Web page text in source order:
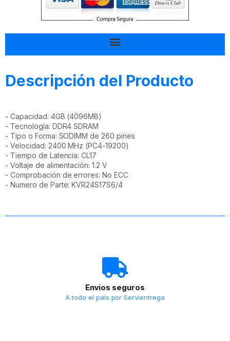
Descripción del Producto
- Capacidad: 4GB (4096MB)
- Tecnología: DDR4 SDRAM
- Tipo o Forma: SODIMM de 260 pines
- Velocidad: 2400 MHz (PC4-19200)
- Tiempo de Latencia: CL17
- Voltaje de alimentación: 1.2 V
- Comprobación de errores: No ECC
- Numero de Parte: KVR24S17S6/4
Envios seguros
A todo el país por Servientrega